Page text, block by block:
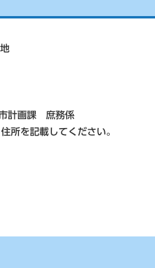
計画課 庶務係
所を記載してください。